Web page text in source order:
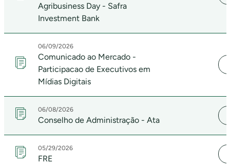
Agribusiness Day - Safra
Investment Bank
06/09/2026
Comunicado ao Mercado -
Participacao de Executivos em
Mídias Digitais
06/08/2026
Conselho de Administração - Ata
05/29/2026
FRE